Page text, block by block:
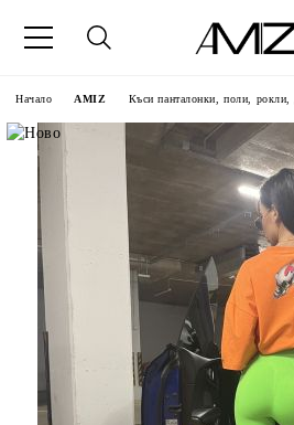
Начало AMIZ Къси панталонки, поли, рокли,